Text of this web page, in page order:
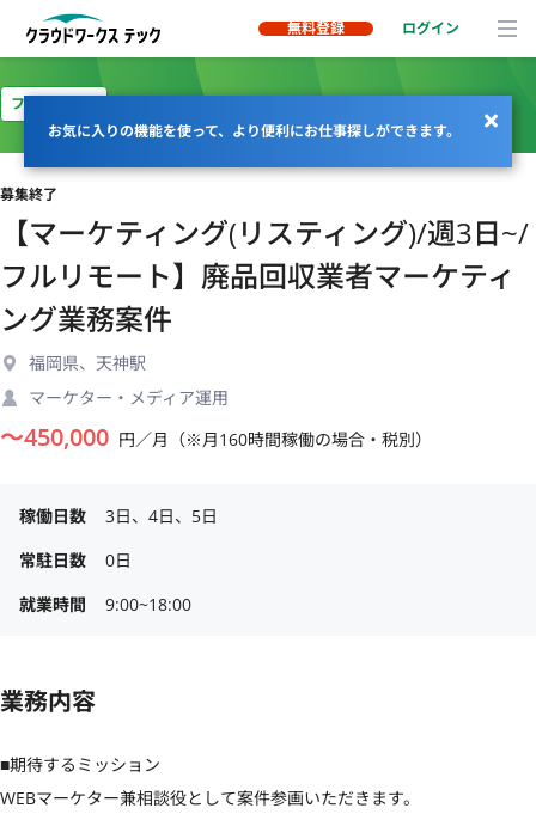
無料登録 ログイン
お気に入りの機能を使って、より便利にお仕事探しができます。
フルリモート
募集終了
【マーケティング(リスティング)/週3日~/
フルリモート】廃品回収業者マーケティ
ング業務案件
福岡県、天神駅
マーケター・メディア運用
〜450,000 円／月（※月160時間稼働の場合・税別）
稼働日数
3日、4日、5日
常駐日数
0日
就業時間
9:00~18:00
業務内容
■期待するミッション
WEBマーケター兼相談役として案件参画いただきます。